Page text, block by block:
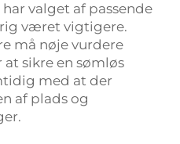
valget af passende
været vigtigere.
må nøje vurdere
sikre en sømløs
med at der
af plads og